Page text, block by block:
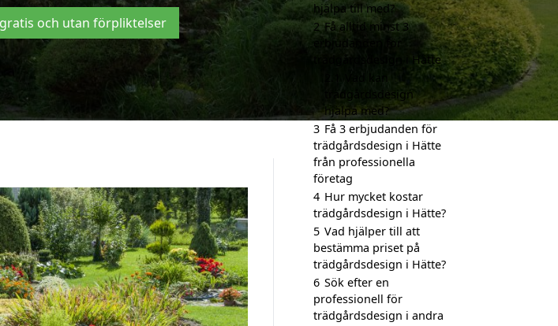
och utan förpliktelser
hjälpa till med?
2 Få alltid minst 3
erbjudanden för
trädgårdsdesign i Hätte
Vad kan
trädgårdsdesign
hjälpa med?
3 Få 3 erbjudanden för
trädgårdsdesign i Hätte
från professionella
företag
4 Hur mycket kostar
trädgårdsdesign i Hätte?
5 Vad hjälper till att
bestämma priset på
trädgårdsdesign i Hätte?
6 Sök efter en
professionell för
trädgårdsdesign i andra